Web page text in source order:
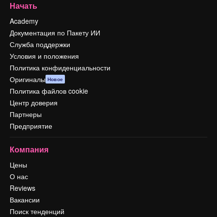
Начать
Academy
Документация по Пакету ИИ
Служба поддержки
Условия и положения
Политика конфиденциальности
Оригиналы Новое
Политика файлов cookie
Центр доверия
Партнеры
Предприятие
Компания
Цены
О нас
Reviews
Вакансии
Поиск тенденций